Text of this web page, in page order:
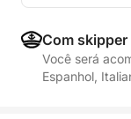
Com skipper
Você será
Espanhol,